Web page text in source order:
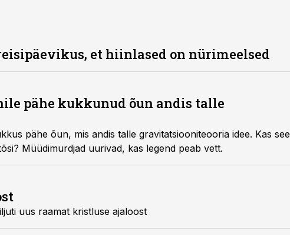
et hiinlased on nürimeelsed
pähe kukkunud õun andis talle
pähe õun, mis andis talle gravitatsiooniteooria idee. Kas see
Müüdimurdjad uurivad, kas legend peab vett.
uus raamat kristluse ajaloost